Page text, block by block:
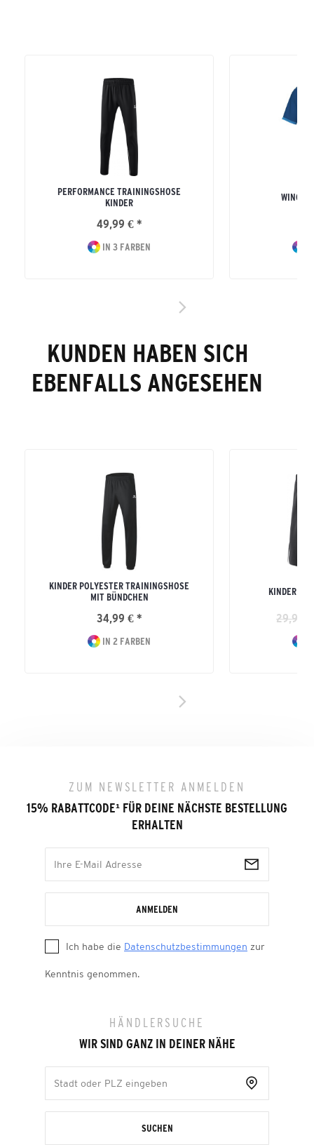
PERFORMANCE TRAININGSHOSE
KINDER
49,99 € *
IN 3 FARBEN
WINGS
KUNDEN HABEN SICH
EBENFALLS ANGESEHEN
KINDER POLYESTER TRAININGSHOSE
MIT BÜNDCHEN
34,99 € *
IN 2 FARBEN
KINDER
29,99
ZUM NEWSLETTER ANMELDEN
15% RABATTCODE¹ FÜR DEINE NÄCHSTE BESTELLUNG
ERHALTEN
ANMELDEN
Ich habe die Datenschutzbestimmungen zur
Kenntnis genommen.
HÄNDLERSUCHE
WIR SIND GANZ IN DEINER NÄHE
SUCHEN